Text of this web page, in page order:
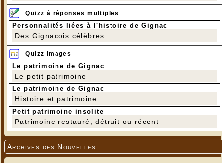
Quizz à réponses multiples
Personnalités liées à l'histoire de Gignac
Des Gignacois célèbres
Quizz images
Le patrimoine de Gignac
Le petit patrimoine
Le patrimoine de Gignac
Histoire et patrimoine
Petit patrimoine insolite
Patrimoine restauré, détruit ou récent
Archives des Nouvelles